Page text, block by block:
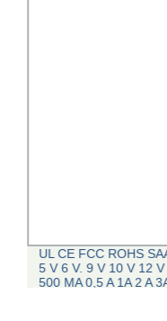
UL CE FCC ROHS
5 V 6 V. 9 V 10 V 12
500 MA 0,5 A 1A 2 A